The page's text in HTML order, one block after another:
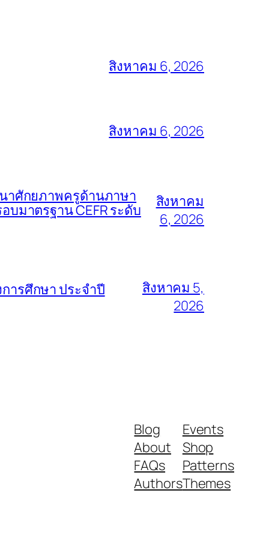
สิงหาคม 6, 2026
สิงหาคม 6, 2026
าศักยภาพครูด้านภาษา
มาตรฐาน CEFR ระดับ
สิงหาคม
6, 2026
ารศึกษา ประจำปี
สิงหาคม 5,
2026
Blog
About
FAQs
Authors
Events
Shop
Patterns
Themes